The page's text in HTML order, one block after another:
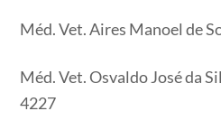
Méd. Vet. Aires Manoel de
Méd. Vet. Osvaldo José da
4227